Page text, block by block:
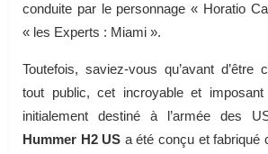
conduite par le personnage « Horatio
« les Experts : Miami ».
Toutefois, saviez-vous qu’avant d’être
tout public, cet incroyable et
initialement destiné à l’armée des
Hummer H2 US a été conçu et fabriqué